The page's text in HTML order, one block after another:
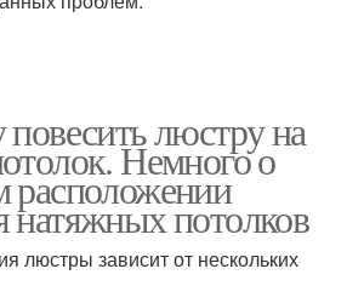
люстру на
Немного о
расположении
потолков
люстры зависит от нескольких